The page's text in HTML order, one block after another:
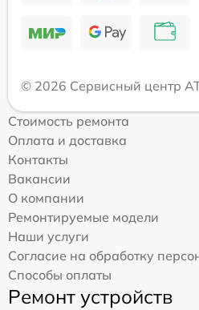
© 2026 Сервисный центр
Стоимость ремонта
Оплата и доставка
Контакты
Вакансии
О компании
Ремонтируемые модели
Наши услуги
Согласие на обработку
Способы оплаты
Ремонт устройств